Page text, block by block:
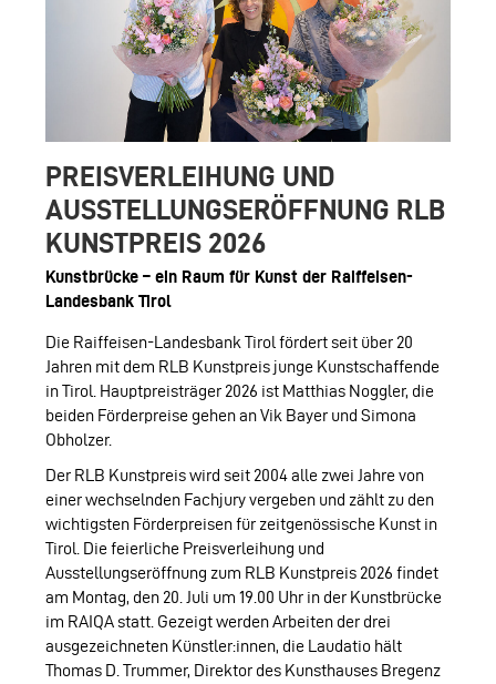
PREISVERLEIHUNG UND
AUSSTELLUNGSERÖFFNUNG RLB
KUNSTPREIS 2026
Kunstbrücke – ein Raum für Kunst der Raiffeisen-
Landesbank Tirol
Die Raiffeisen-Landesbank Tirol fördert seit über 20
Jahren mit dem RLB Kunstpreis junge Kunstschaffende
in Tirol. Hauptpreisträger 2026 ist Matthias Noggler, die
beiden Förderpreise gehen an Vik Bayer und Simona
Obholzer.
Der RLB Kunstpreis wird seit 2004 alle zwei Jahre von
einer wechselnden Fachjury vergeben und zählt zu den
wichtigsten Förderpreisen für zeitgenössische Kunst in
Tirol. Die feierliche Preisverleihung und
Ausstellungseröffnung zum RLB Kunstpreis 2026 findet
am Montag, den 20. Juli um 19.00 Uhr in der Kunstbrücke
im RAIQA statt. Gezeigt werden Arbeiten der drei
ausgezeichneten Künstler:innen, die Laudatio hält
Thomas D. Trummer, Direktor des Kunsthauses Bregenz